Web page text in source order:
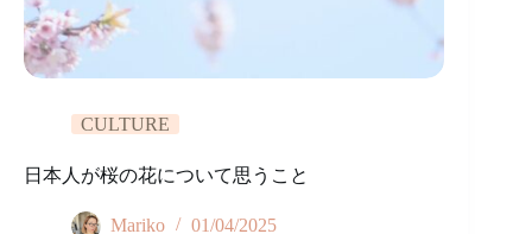
CULTURE
日本人が桜の花について思うこと
Mariko 01/04/2025